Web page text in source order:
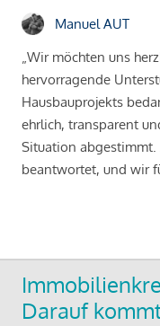
Manuel AUT
„Wir möchten uns
hervorragende
Hausbauprojekts
ehrlich, transparent
Situation abgestimmt.
beantwortet, und wir
Darauf